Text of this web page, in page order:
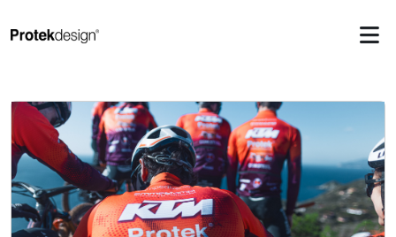
Categoria: